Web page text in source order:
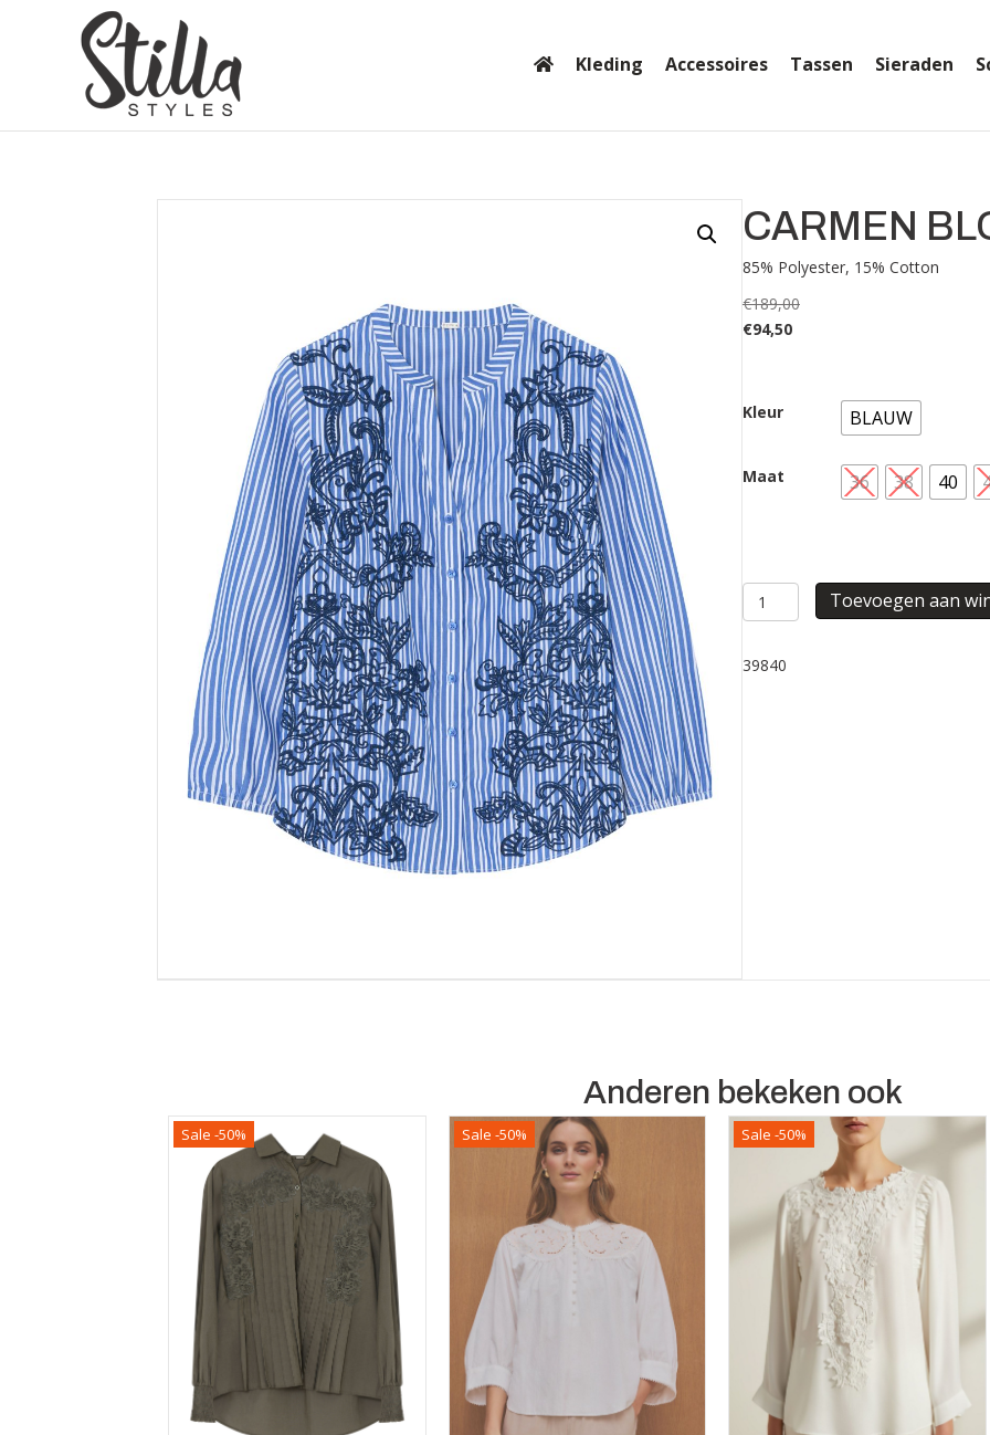
Kleding Accessoires Tassen Sieraden
CARMEN
85% Polyester, 15% Cotton
€189,00
€94,50
Kleur BLAUW
Maat 36 38 40
CARMEN
BLOUSE
Toevoegen aan
39840
Anderen bekeken ook
Sale -50% Sale -50% Sale -50%